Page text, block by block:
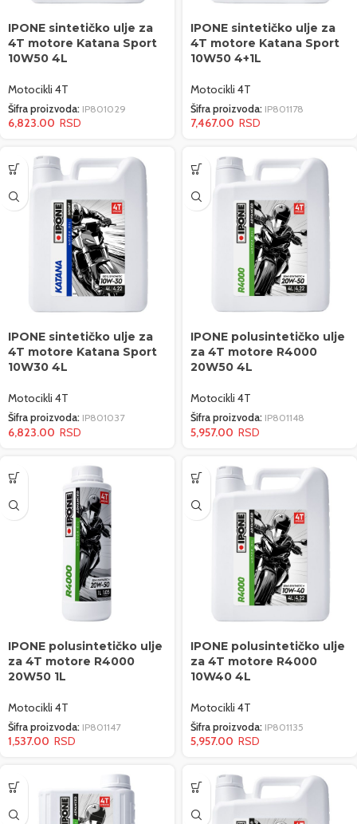
IPONE sintetičko ulje za
4T motore Katana Sport
10W50 4L
Motocikli 4T
Šifra proizvoda: IP801029
6,823.00
IPONE sintetičko ulje za
4T motore Katana Sport
10W50 4+1L
Motocikli 4T
Šifra proizvoda: IP801178
7,467.00
IPONE sintetičko ulje za
4T motore Katana Sport
10W30 4L
Motocikli 4T
Šifra proizvoda: IP801037
6,823.00
IPONE polusintetičko ulje
za 4T motore R4000
20W50 4L
Motocikli 4T
Šifra proizvoda: IP801148
5,957.00
IPONE polusintetičko ulje
za 4T motore R4000
20W50 1L
Motocikli 4T
Šifra proizvoda: IP801147
1,537.00
IPONE polusintetičko ulje
za 4T motore R4000
10W40 4L
Motocikli 4T
Šifra proizvoda: IP801135
5,957.00